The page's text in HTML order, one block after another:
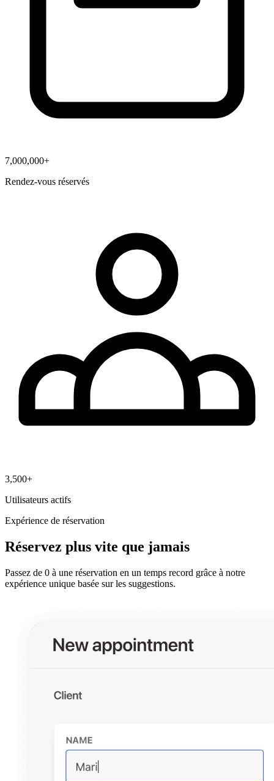
7,000,000+
Rendez-vous réservés
3,500+
Utilisateurs actifs
Expérience de réservation
Réservez plus vite que jamais
Passez de 0 à une réservation en un temps record grâce à notre
expérience unique basée sur les suggestions.